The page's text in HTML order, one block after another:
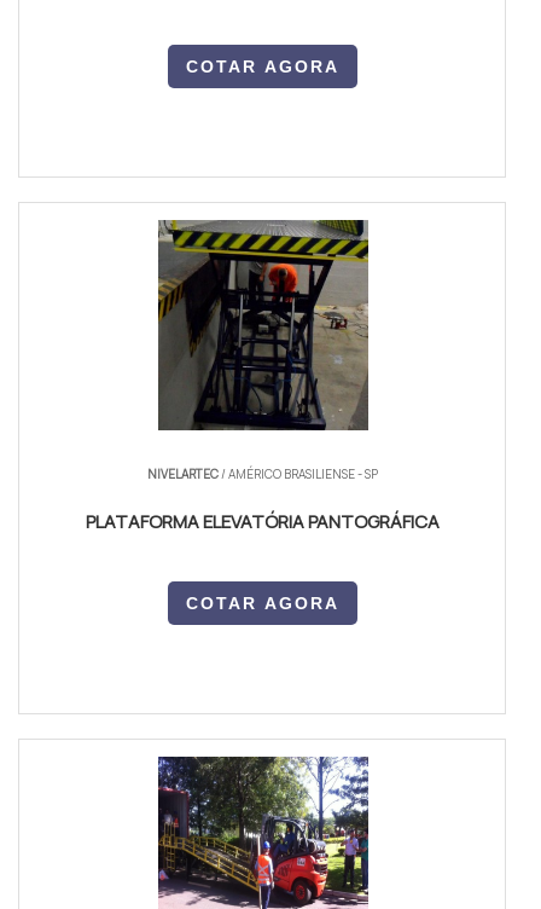
COTAR AGORA
NIVELARTEC/ AMÉRICO BRASILIENSE - SP
PLATAFORMA ELEVATÓRIA PANTOGRÁFICA
COTAR AGORA